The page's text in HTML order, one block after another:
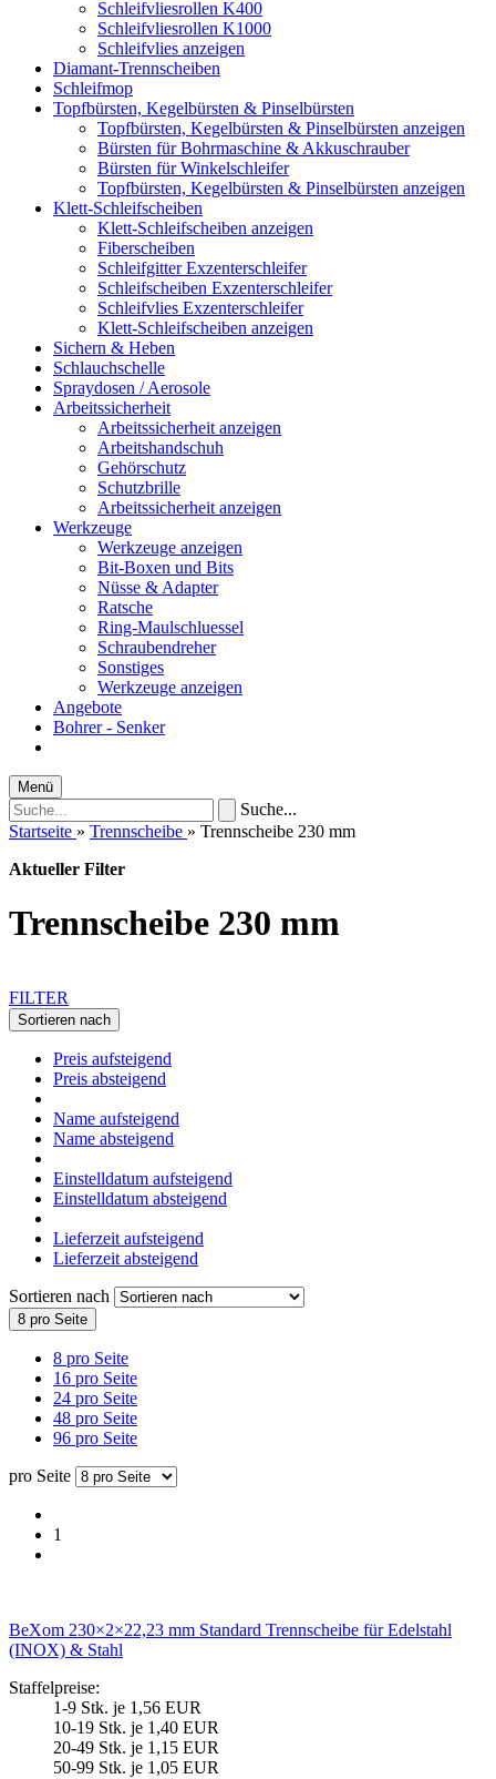
Schleifvliesrollen K400
Schleifvliesrollen K1000
Schleifvlies anzeigen
Diamant-Trennscheiben
Schleifmop
Topfbürsten, Kegelbürsten & Pinselbürsten
Topfbürsten, Kegelbürsten & Pinselbürsten anzeigen
Bürsten für Bohrmaschine & Akkuschrauber
Bürsten für Winkelschleifer
Topfbürsten, Kegelbürsten & Pinselbürsten anzeigen
Klett-Schleifscheiben
Klett-Schleifscheiben anzeigen
Fiberscheiben
Schleifgitter Exzenterschleifer
Schleifscheiben Exzenterschleifer
Schleifvlies Exzenterschleifer
Klett-Schleifscheiben anzeigen
Sichern & Heben
Schlauchschelle
Spraydosen / Aerosole
Arbeitssicherheit
Arbeitssicherheit anzeigen
Arbeitshandschuh
Gehörschutz
Schutzbrille
Arbeitssicherheit anzeigen
Werkzeuge
Werkzeuge anzeigen
Bit-Boxen und Bits
Nüsse & Adapter
Ratsche
Ring-Maulschluessel
Schraubendreher
Sonstiges
Werkzeuge anzeigen
Angebote
Bohrer - Senker
Menü
Suche...
Startseite » Trennscheibe » Trennscheibe 230 mm
Aktueller Filter
Trennscheibe 230 mm
FILTER
Sortieren nach
Preis aufsteigend
Preis absteigend
Name aufsteigend
Name absteigend
Einstelldatum aufsteigend
Einstelldatum absteigend
Lieferzeit aufsteigend
Lieferzeit absteigend
Sortieren nach
8 pro Seite
8 pro Seite
16 pro Seite
24 pro Seite
48 pro Seite
96 pro Seite
pro Seite
1
BeXom 230×2×22,23 mm Standard Trennscheibe für Edelstahl
(INOX) & Stahl
Staffelpreise:
1-9 Stk. je 1,56 EUR
10-19 Stk. je 1,40 EUR
20-49 Stk. je 1,15 EUR
50-99 Stk. je 1,05 EUR